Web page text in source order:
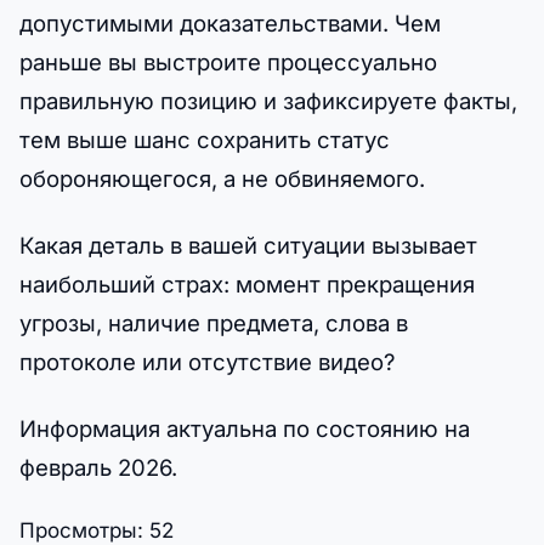
допустимыми доказательствами. Чем
раньше вы выстроите процессуально
правильную позицию и зафиксируете факты,
тем выше шанс сохранить статус
обороняющегося, а не обвиняемого.
Какая деталь в вашей ситуации вызывает
наибольший страх: момент прекращения
угрозы, наличие предмета, слова в
протоколе или отсутствие видео?
Информация актуальна по состоянию на
февраль 2026.
Просмотры: 52